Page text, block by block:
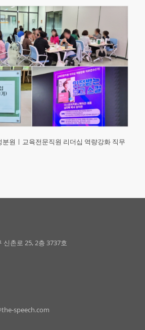
원ㅣ교육전문직원 리더십 역량강화 직무
신촌로 25, 2층 3737호
speech.com